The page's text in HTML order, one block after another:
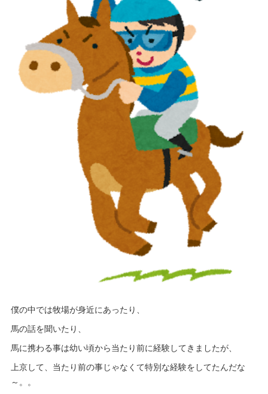
僕の中では牧場が身近にあったり、
馬の話を聞いたり、
馬に携わる事は幼い頃から当たり前に経験してきましたが、
上京して、当たり前の事じゃなくて特別な経験をしてたんだな
～。。